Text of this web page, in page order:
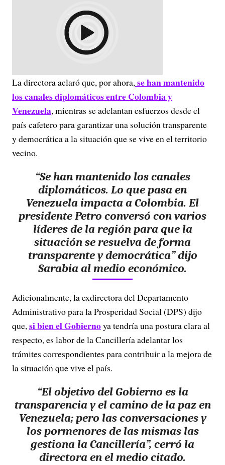
La directora aclaró que, por ahora,se han mantenido
los canales diplomáticos entre Colombia y
Venezuela, mientras se adelantan esfuerzos desde el
país cafetero para garantizar una solución transparente
y democrática a la situación que se vive en el territorio
vecino.
“Se han mantenido los canales
diplomáticos. Lo que pasa en
Venezuela impacta a Colombia. El
presidente Petro conversó con varios
líderes de la región para que la
situación se resuelva de forma
transparente y democrática” dijo
Sarabia al medio económico.
Adicionalmente, la exdirectora del Departamento
Administrativo para la Prosperidad Social (DPS) dijo
que,si bien el Gobiernoya tendría una postura clara al
respecto, es labor de la Cancillería adelantar los
trámites correspondientes para contribuir a la mejora de
la situación que vive el país.
“El objetivo del Gobierno es la
transparencia y el camino de la paz en
Venezuela; pero las conversaciones y
los pormenores de las mismas las
gestiona la Cancillería”, cerró la
directora en el medio citado.